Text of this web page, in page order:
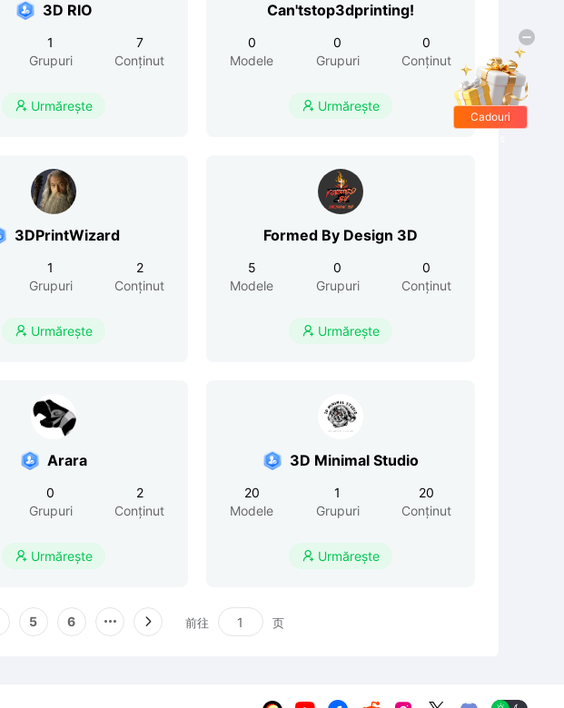
3D RIO
1
Grupuri
7
Conținut
 Urmărește
Can'tstop3dprinting!
0
Modele
0
Grupuri
0
Conținut
 Urmărește
3DPrintWizard
1
Grupuri
2
Conținut
 Urmărește
Formed By Design 3D
5
Modele
0
Grupuri
0
Conținut
 Urmărește
Arara
0
Grupuri
2
Conținut
 Urmărește
3D Minimal Studio
20
Modele
1
Grupuri
20
Conținut
 Urmărește
5 6 前往 页
Cadouri